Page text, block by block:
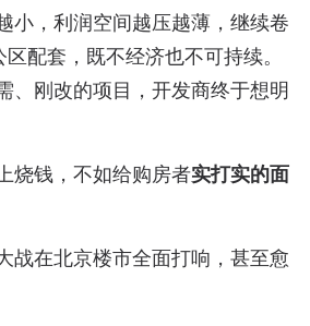
小，利润空间越压越薄，继续卷
区配套，既不经济也不可持续。
、刚改的项目，开发商终于想明
烧钱，不如给购房者实打实的面
战在北京楼市全面打响，甚至愈